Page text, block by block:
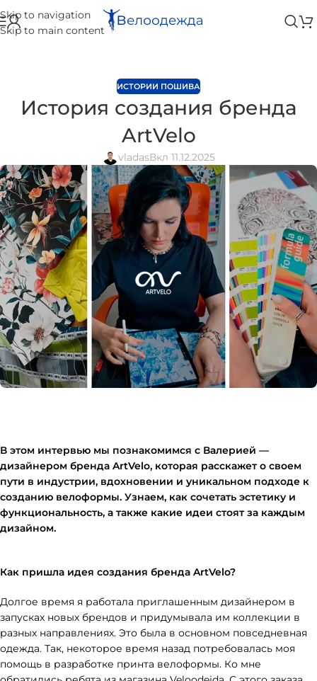
Skip to navigation
Skip to main content
ИСТОРИИ ПОШИВА
История создания бренда
ArtVelo
vladasВкл 11.12.2025
В этом интервью мы познакомимся с Валерией —
дизайнером бренда ArtVelo, которая расскажет о своем
пути в индустрии, вдохновении и уникальном подходе к
созданию велоформы. Узнаем, как сочетать эстетику и
функциональность, а также какие идеи стоят за каждым
дизайном.
Как пришла идея создания бренда ArtVelo?
Долгое время я работала приглашенным дизайнером в
запусках новых брендов и придумывала им коллекции в
разных направлениях. Это была в основном повседневная
одежда. Так, некоторое время назад потребовалась моя
помощь в разработке принта велоформы. Ко мне